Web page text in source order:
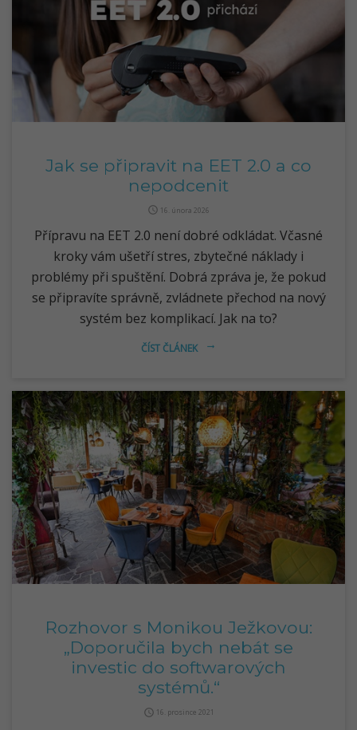
Jak se připravit na EET 2.0 a co
nepodcenit
query_builder 16. února 2026
Přípravu na EET 2.0 není dobré odkládat. Včasné
kroky vám ušetří stres, zbytečné náklady i
problémy při spuštění. Dobrá zpráva je, že pokud
se připravíte správně, zvládnete přechod na nový
systém bez komplikací. Jak na to?
arrow_right_alt
ČÍST ČLÁNEK
Rozhovor s Monikou Ježkovou:
„Doporučila bych nebát se
investic do softwarových
systémů.“
query_builder 16. prosince 2021